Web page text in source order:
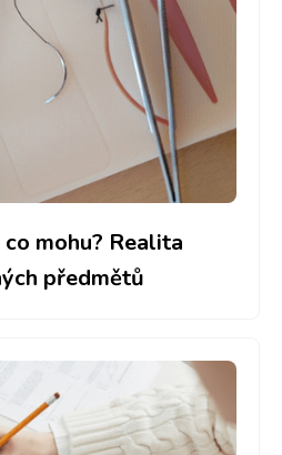
co mohu? Realita
předmětů